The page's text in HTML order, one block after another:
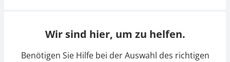
Wir sind hier, um zu helfen.
Benötigen Sie Hilfe bei der Auswahl des richtigen